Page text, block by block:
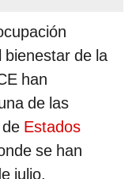
bienestar de la
han
de las
Estados
se han
julio.